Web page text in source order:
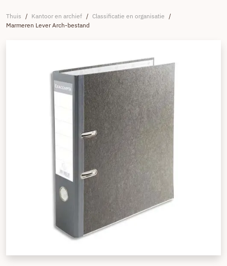
Thuis / Kantoor en archief / Classificatie en organisatie /
Marmeren Lever Arch-bestand